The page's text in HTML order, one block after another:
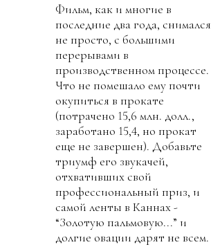
Фильм, как и многие в
последние два года, снимался
не просто, с большими
перерывами в
производственном процессе.
Что не помешало ему почти
окупиться в прокате
(потрачено 15,6 млн. долл.,
заработано 15,4, но прокат
еще не завершен). Добавьте
триумф его звукачей,
отхвативших свой
профессиональный приз, и
самой ленты в Каннах -
“Золотую пальмовую...” и
долгие овации дарят не всем.